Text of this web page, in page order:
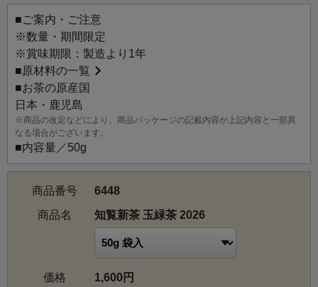
みず）さんが、ルピシアのために選りすぐった特別なお茶
です。
西垂水さんの広大な茶園で収穫されるお茶の中でも、味わ
い・香り共に最高に充実した部分を厳選して仕上げていた
だいています。
このお茶は知覧ならではの品質の高さと、深いコク、玉緑
茶の飲みやすさを兼ね備えた、他にはない商品です。
【玉緑茶】
茶葉を揉み込んでいない分、茶葉の細胞が壊れにくく浸出
されにくいため、すっきりとした味わいに仕上がります。
の濃厚な味わいを両立させています。
■ご案内・ご注意
※数量・期間限定
※賞味期限：製造より1年
■原材料の一覧
■お茶の原産国
日本・鹿児島
※商品の改定などにより、商品パッケージの記載内容が上記内容と一部異
なる場合がございます。
■内容量／50g
商品番号
6448
商品名
知覧新茶 玉緑茶 2026
価格 1,600円